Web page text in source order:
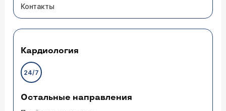
Контакты
Кардиология
24/7
Остальные направления